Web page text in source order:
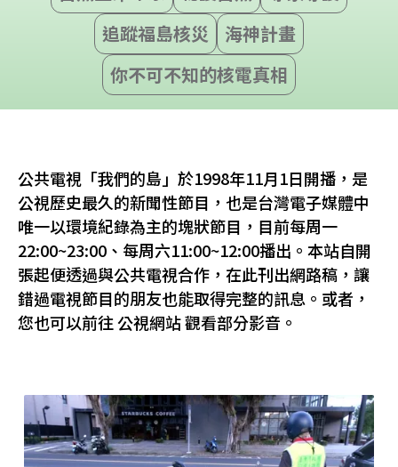
追蹤福島核災
海神計畫
你不可不知的核電真相
公共電視「我們的島」於1998年11月1日開播，是
公視歷史最久的新聞性節目，也是台灣電子媒體中
唯一以環境紀錄為主的塊狀節目，目前每周一
22:00~23:00、每周六11:00~12:00播出。本站自開
張起便透過與公共電視合作，在此刊出網路稿，讓
錯過電視節目的朋友也能取得完整的訊息。或者，
您也可以前往 公視網站 觀看部分影音。